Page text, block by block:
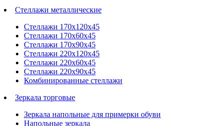
Стеллажи металлические
Стеллажи 170х120х45
Стеллажи 170х60х45
Стеллажи 170х90х45
Стеллажи 220х120х45
Стеллажи 220х60х45
Стеллажи 220х90х45
Комбинированные стеллажи
Зеркала торговые
Зеркала напольные для примерки обуви
Напольные зеркала